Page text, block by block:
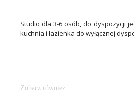
Studio dla 3-6 osób, do dyspozycji
kuchnia i łazienka do wyłącznej
Zobacz również